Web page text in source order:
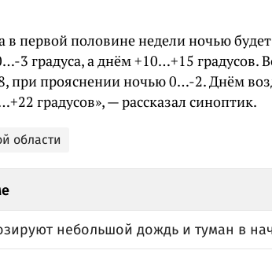
в первой половине недели ночью
3 градуса, а днём +10…+15 градусов.
при прояснении ночью 0…-2. Днём
градусов», — рассказал синоптик.
области
небольшой дождь и туман в